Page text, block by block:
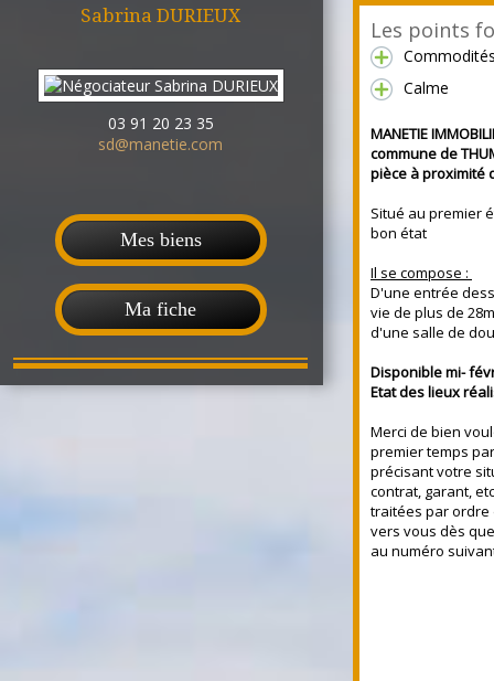
Sabrina DURIEUX
03 91 20 23 35
sd@manetie.com
Mes biens
Ma fiche
Les points
Calme
MANETIE
commune de
pièce à proximité
Situé au premier
bon état
Il se compose :
D'une entrée
vie de plus de
d'une salle de
Disponible mi-
Etat des lieux
Merci de bien
premier temps
précisant votre
contrat, garant,
traitées par ordre
vers vous dès
au numéro